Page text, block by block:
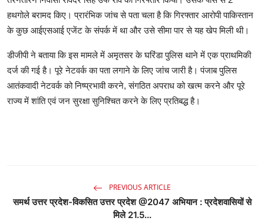
हथगोले बरामद किए। प्रारंभिक जांच से पता चला है कि गिरफ्तार आरोपी पाकिस्तान
के कुछ आईएसआई एजेंट के संपर्क में था और उसे सीमा पार से यह खेप मिली थी।
डीजीपी ने बताया कि इस मामले में अमृतसर के घरिंडा पुलिस थाने में एक प्राथमिकी
दर्ज की गई है। पूरे नेटवर्क का पता लगाने के लिए जांच जारी है। पंजाब पुलिस
आतंकवादी नेटवर्क को निष्प्रभावी करने, संगठित अपराध को खत्म करने और पूरे
राज्य में शांति एवं जन सुरक्षा सुनिश्चित करने के लिए प्रतिबद्ध है।
PREVIOUS ARTICLE
समर्थ उत्तर प्रदेश-विकसित उत्तर प्रदेश @2047 अभियान : प्रदेशवासियों से
मिले 21.5...